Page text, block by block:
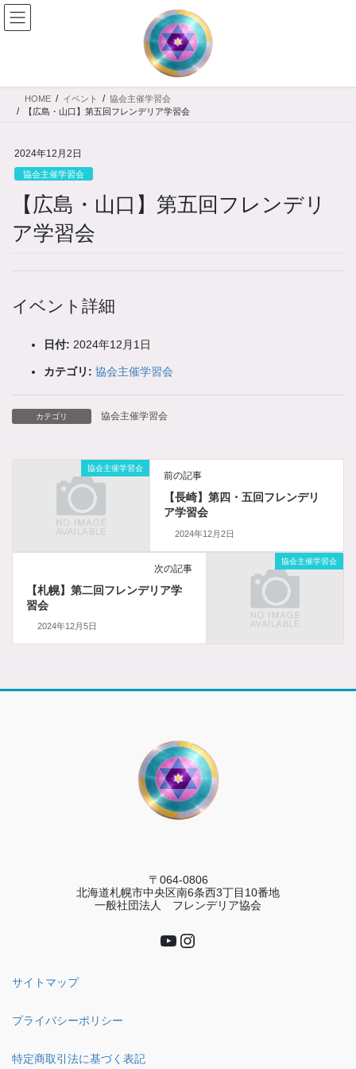
コ
ン
へ
ナ
ビ
ョ
HOME イベント
協会主催学習会
【広島・山口】第五回フレンデリア学習会
2024年12月2日
協会主催学習会
【広島・山口】第五回フレンデリ
ア学習会
イベント詳細
日付: 2024年12月1日
カテゴリ: 協会主催学習会
カテゴリ 協会主催学習会
協会主催学習会
前の記事
【長崎】第四・五回フレンデリ
ア学習会
2024年12月2日
協会主催学習会
次の記事
【札幌】第二回フレンデリア学
習会
2024年12月5日
〒064-0806
北海道札幌市中央区南6条西3丁目10番地
一般社団法人 フレンデリア協会
YouTube
Instagram
サイトマップ
プライバシーポリシー
特定商取引法に基づく表記